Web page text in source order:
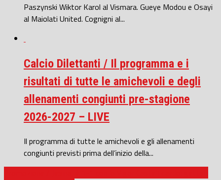
Paszynski Wiktor Karol al Vismara. Gueye Modou e Osayi
al Maiolati United. Cognigni al...
Calcio Dilettanti / Il programma e i
risultati di tutte le amichevoli e degli
allenamenti congiunti pre-stagione
2026-2027 – LIVE
Il programma di tutte le amichevoli e gli allenamenti
congiunti previsti prima dell’inizio della...